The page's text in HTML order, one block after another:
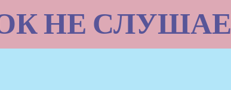
НЕ